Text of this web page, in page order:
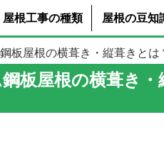
屋根工事の種類 屋根の豆知
板屋根の横葺き・縦葺きとは
板屋根の横葺き